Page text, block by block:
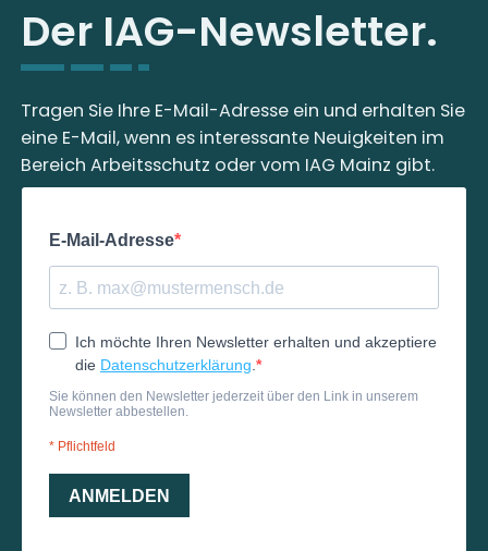
Der IAG-Newsletter.
Tragen Sie Ihre E-Mail-Adresse ein und erhalten Sie
eine E-Mail, wenn es interessante Neuigkeiten im
Bereich Arbeitsschutz oder vom IAG Mainz gibt.